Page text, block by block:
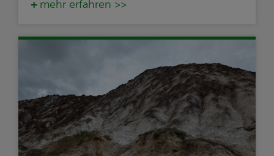
mehr erfahren >>